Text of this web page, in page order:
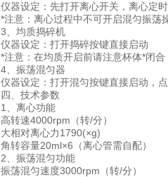
仪器设定：先打开离心开关，离心定
*注意：离心过程中不可开启混匀振荡
3、均质捣碎机
仪器设定：打开捣碎按键直接启动
*注意：在均质开启前请注意杯体*闭合
4、振荡混匀器
仪器设定：打开混匀按键直接启动，
四、技术参数
1、离心功能
高转速4000rpm（转/分）
大相对离心力1790(×g)
角转容量20ml×6（离心管需自配）
2、振荡混匀功能
振荡混匀速度3000rpm（转/分）